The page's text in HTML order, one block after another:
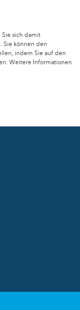
Sie sich damit
Sie können den
indem Sie auf den
Weitere Informationen